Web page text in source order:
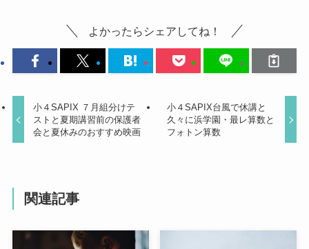
よかったらシェアしてね！
小４SAPIX ７月組分けテ
ストと夏期講習前の保護者
会と夏休みのおすすめ映画
小４SAPIX台風で休講と
久々に浜学園・最レ算数と
フォトン算数
関連記事